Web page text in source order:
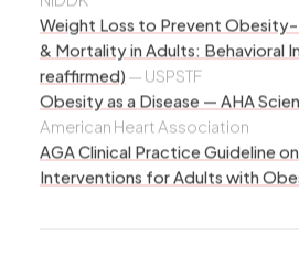
Weight Loss to Prevent
& Mortality in Adults: Behavioral
reaffirmed)—USPSTF
Obesity as a Disease — AHA
American Heart Association
AGA Clinical Practice Guideline
Interventions for Adults with